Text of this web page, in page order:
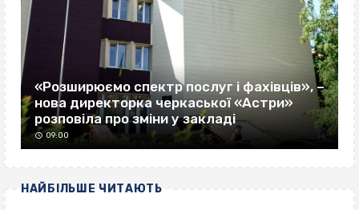
«Розширюємо спектр послуг і фахівців», –
нова директорка черкаської «Астри»
розповіла про зміни у закладі
09:00
НАЙБІЛЬШЕ ЧИТАЮТЬ